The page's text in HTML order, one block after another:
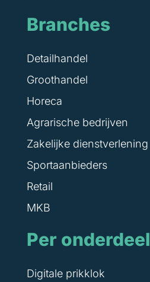
Branches
Detailhandel
Groothandel
Horeca
Agrarische bedrijven
Zakelijke dienstverlening
Sportaanbieders
Retail
MKB
Per onderdeel
Digitale prikklok